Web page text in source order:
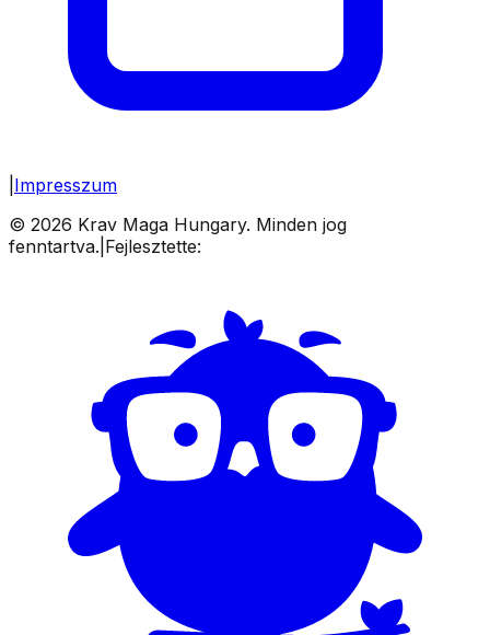
Impresszum
© 2026 Krav Maga Hungary. Minden jog
fenntartva. Fejlesztette: